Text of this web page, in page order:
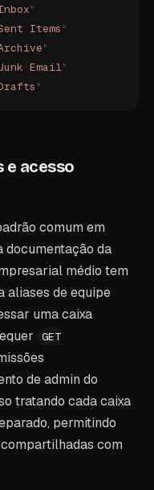
"
Items "
"
Email"
"
e acesso
comum em
da
médio tem
aliases de equipe
uma caixa
GET
de admin do
tratando cada caixa
permitindo
com